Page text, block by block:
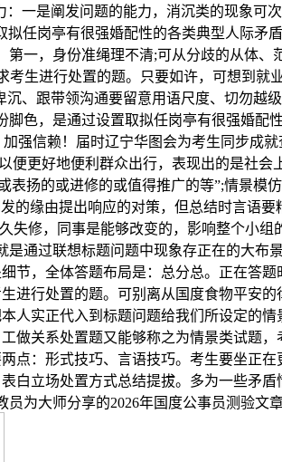
一是阐发问题的能力，消沉类的现象
任岗亭有很强婚配性的各类典型人际
一，身份准绳理不清;可从分歧的从体
生进行处置的题。只要如许，可想到
、跟带领沟通要留意用语尺度、切勿
色，是通过设置取拟任岗亭有很强婚
强信赖！届时辽宁华图会为考生同步成
便更好地便利群众出行，表现出的是社
扬的或进修的或值得推广的等”;情景模
的缘由提出响应的对策，但总结时言语
失修，同事是能够改变的，影响整个小
通过联想标题问题中现象存正在的大
节，全体答题布局是：总分总。正在答
进行处置的题。可别离从国度食物平安
人实正代入到标题问题给我们所设定的
做关系处置题又能够称之为情景类试题
点：形式技巧、言语技巧。考生要坐正
白立场处置方式总结提拔。多为一些矛
员为大师分享的2026年国度公事员测验文